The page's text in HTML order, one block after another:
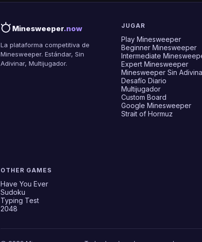
Minesweeper.now
La plataforma competitiva de
Minesweeper. Estándar, Sin
Adivinar, Multijugador.
JUGAR
Play Minesweeper
Beginner Minesweeper
Intermediate
Expert Minesweeper
Minesweeper Sin
Desafío Diario
Multijugador
Custom Board
Google Minesweeper
Strait of Hormuz
OTHER GAMES
Have You Ever
Sudoku
Typing Test
2048